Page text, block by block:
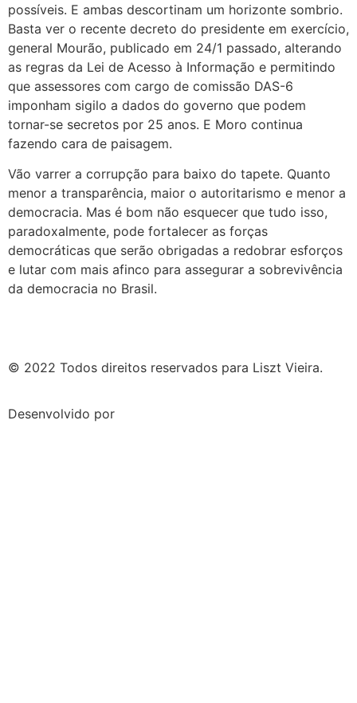
possíveis. E ambas descortinam um horizonte sombrio.
Basta ver o recente decreto do presidente em exercício,
general Mourão, publicado em 24/1 passado, alterando
as regras da Lei de Acesso à Informação e permitindo
que assessores com cargo de comissão DAS-6
imponham sigilo a dados do governo que podem
tornar-se secretos por 25 anos. E Moro continua
fazendo cara de paisagem.
Vão varrer a corrupção para baixo do tapete. Quanto
menor a transparência, maior o autoritarismo e menor a
democracia. Mas é bom não esquecer que tudo isso,
paradoxalmente, pode fortalecer as forças
democráticas que serão obrigadas a redobrar esforços
e lutar com mais afinco para assegurar a sobrevivência
da democracia no Brasil.
© 2022 Todos direitos reservados para Liszt Vieira.
Desenvolvido por